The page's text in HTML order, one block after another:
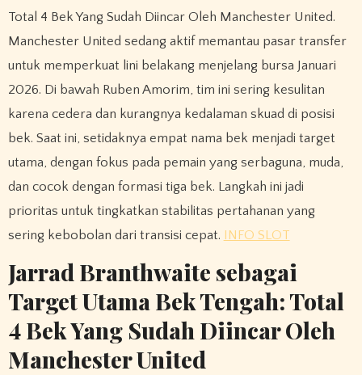
Total 4 Bek Yang Sudah Diincar Oleh Manchester United.
Manchester United sedang aktif memantau pasar transfer
untuk memperkuat lini belakang menjelang bursa Januari
2026. Di bawah Ruben Amorim, tim ini sering kesulitan
karena cedera dan kurangnya kedalaman skuad di posisi
bek. Saat ini, setidaknya empat nama bek menjadi target
utama, dengan fokus pada pemain yang serbaguna, muda,
dan cocok dengan formasi tiga bek. Langkah ini jadi
prioritas untuk tingkatkan stabilitas pertahanan yang
sering kebobolan dari transisi cepat. INFO SLOT
Jarrad Branthwaite sebagai
Target Utama Bek Tengah: Total
4 Bek Yang Sudah Diincar Oleh
Manchester United